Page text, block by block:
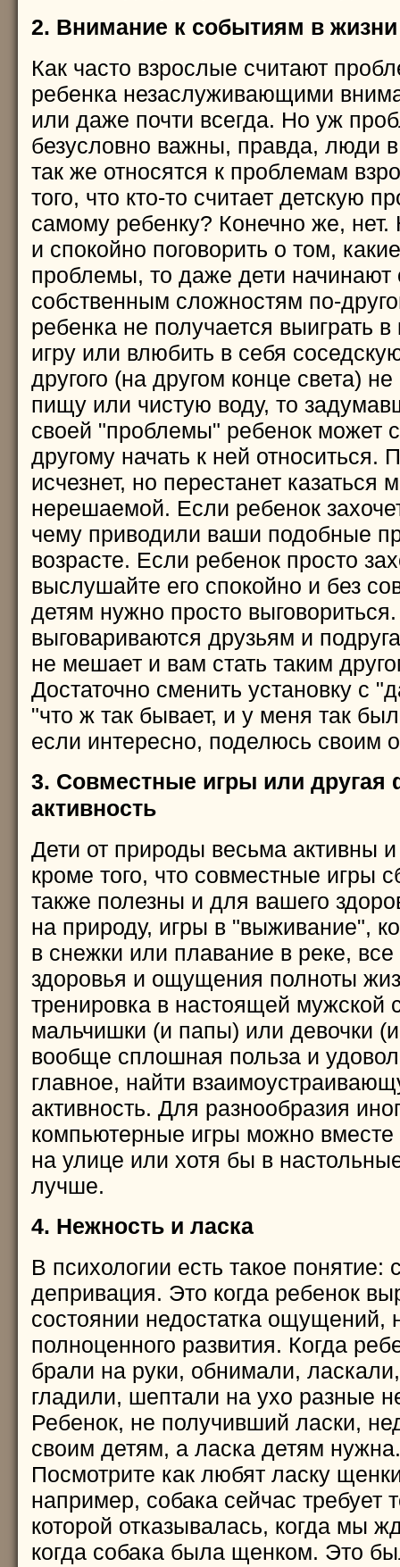
2. Внимание к событиям в жизни
Как часто взрослые считают
ребенка незаслуживающими
или даже почти всегда. Но уж
безусловно важны, правда, люди
так же относятся к проблемам
того, что кто-то считает детскую
самому ребенку? Конечно же, нет.
и спокойно поговорить о том,
проблемы, то даже дети начинают
собственным сложностям по-
ребенка не получается выиграть
игру или влюбить в себя
другого (на другом конце света)
пищу или чистую воду, то
своей "проблемы" ребенок может
другому начать к ней относиться.
исчезнет, но перестанет казаться
нерешаемой. Если ребенок
чему приводили ваши подобные
возрасте. Если ребенок просто
выслушайте его спокойно и без
детям нужно просто
выговариваются друзьям и
не мешает и вам стать таким
Достаточно сменить установку с
"что ж так бывает, и у меня так
если интересно, поделюсь своим
3. Совместные игры или другая
активность
Дети от природы весьма активны
кроме того, что совместные игры
также полезны и для вашего
на природу, игры в "выживание",
в снежки или плавание в реке,
здоровья и ощущения полноты
тренировка в настоящей мужской
мальчишки (и папы) или девочки
вообще сплошная польза и
главное, найти
активность. Для разнообразия
компьютерные игры можно вместе
на улице или хотя бы в
лучше.
4. Нежность и ласка
В психологии есть такое понятие:
депривация. Это когда ребенок
состоянии недостатка
полноценного развития. Когда
брали на руки, обнимали,
гладили, шептали на ухо разные
Ребенок, не получивший ласки,
своим детям, а ласка детям
Посмотрите как любят ласку
например, собака сейчас требует
которой отказывалась, когда мы
когда собака была щенком. Это